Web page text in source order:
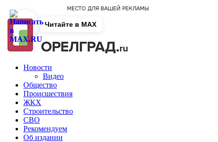
Новости
Видео
Общество
Происшествия
ЖКХ
Строительство
СВО
Рекомендуем
Об издании
Читайте в MAX